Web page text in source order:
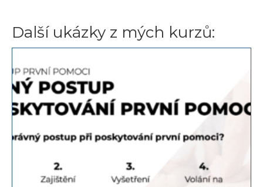
Další ukázky z mých kurzů: